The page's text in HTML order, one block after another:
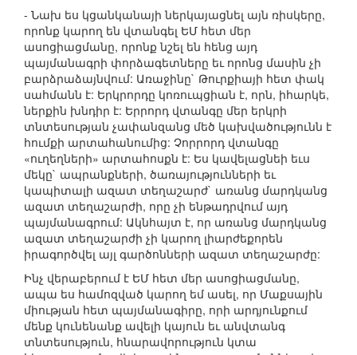
- Նախ ես կցանկանայի ներկայացնել այն ռիսկերը,
որոնք կարող են վտանգել ԵՄ հետ մեր
ասոցիացմանը, որոնք նշել են հենց այդ
պայմանագրի փորձագետները եւ որոնց մասին չի
բարձրաձայնվում: Առաջինը` Թուրքիայի հետ փակ
սահմանն է: Երկրորդը կոռուպցիան է, որն, իհարկե,
ներքին խնդիր է: Երրորդ վտանգը մեր երկրի
տնտեսության չափանզանց մեծ կախվածությունն է
հումքի արտահանումից: Չորրորդ վտանգը
«ուղեղների» արտահոսքն է: Ես կավելացնեի եւս
մեկը` ապրանքների, ծառայությունների եւ
կապիտալի ազատ տեղաշարժ` առանց մարդկանց
ազատ տեղաշարժի, որը չի ենթադրվում այդ
պայմանագրում: Ակնհայտ է, որ առանց մարդկանց
ազատ տեղաշարժի չի կարող լիարժեքորեն
իրագործվել այլ գարծոնների ազատ տեղաշարժը:
Ինչ վերաբերում է ԵՄ հետ մեր ասոցիացմանը,
ապա ես համոզված կարող եմ ասել, որ Մաքսային
միության հետ պայմանագիրը, որի արդյունքում
մենք կունենանք ավելի կայուն եւ անվտանգ
տնտեսություն, հնարավորություն կտա